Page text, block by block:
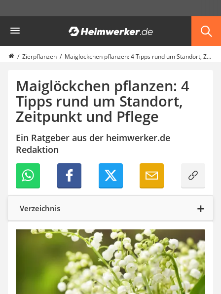
Garten
Akku-Laubsauger
Faltpavillon
Schlauchtrommel
Solar-Lichterkette außen
Teleskopleiter
Ameisengift
Pavillon
Sichtschutzstreifen
Akku-Laubbläser
Koifutter
Kassettenmarkise
Bosch-Heckenschere
Stihl-Laubbläser
Minidumper
Zierpflanzen Maiglöckchen pflanzen: 4 Tipps rund um Standort, Zeitpunkt und Pflege
Maiglöckchen pflanzen: 4
Tipps rund um Standort,
Zeitpunkt und Pflege
Ein Ratgeber aus der heimwerker.de
Redaktion
Verzeichnis